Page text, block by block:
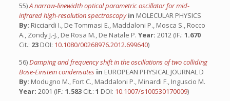
55)A narrow-linewidth optical parametric oscillator for mid-
infrared high-resolution spectroscopyin MOLECULAR PHYSICS
By: Ricciardi I., De Tommasi E., Maddaloni P., Mosca S., Rocco
A., Zondy J.-J., De Rosa M., De Natale P. Year: 2012 (IF.: 1.670
Cit.: 23 DOI: 10.1080/00268976.2012.699640)
56)Damping and frequency shift in the oscillations of two colliding
Bose-Einstein condensates in EUROPEAN PHYSICAL JOURNAL D
By: Modugno M., Fort C., Maddaloni P., Minardi F., Inguscio M.
Year: 2001 (IF.: 1.583 Cit.: 1 DOI: 10.1007/s100530170009)